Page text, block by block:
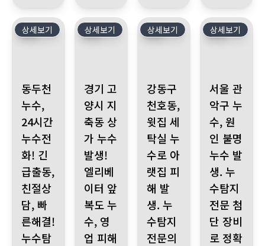
32
상세보기
동두천
누수,
24시간
누수전
화! 긴
급출동,
친절상
담, 빠
른해결!
누수탐
31
상세보기
경기 고
양시 지
축동 상
가 누수
발생!
엘리베
이터 앞
복도 누
수, 영
업 피해
30
상세보기
강동구
천호동,
윗집 세
탁실 누
수로 아
랫집 피
해 발
생. 누
수탐지
전문의
29
상세보기
서울 관
악구 누
수, 원
인 불명
누수 발
생. 누
수탐지
전문 첨
단 장비
로 정확